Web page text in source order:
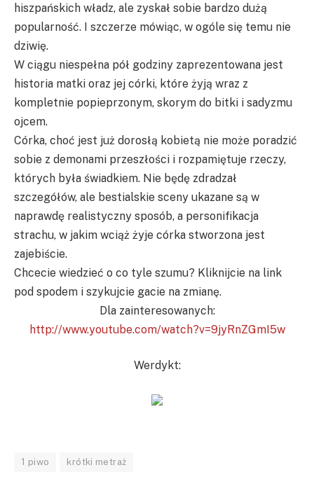
hiszpańskich władz, ale zyskał sobie bardzo dużą
popularność. I szczerze mówiąc, w ogóle się temu nie
dziwię.
W ciągu niespełna pół godziny zaprezentowana jest
historia matki oraz jej córki, które żyją wraz z
kompletnie popieprzonym, skorym do bitki i sadyzmu
ojcem.
Córka, choć jest już dorosłą kobietą nie może poradzić
sobie z demonami przeszłości i rozpamiętuje rzeczy,
których była świadkiem. Nie będę zdradzał
szczegółów, ale bestialskie sceny ukazane są w
naprawdę realistyczny sposób, a personifikacja
strachu, w jakim wciąż żyje córka stworzona jest
zajebiście.
Chcecie wiedzieć o co tyle szumu? Kliknijcie na link
pod spodem i szykujcie gacie na zmianę.
Dla zainteresowanych:
http://www.youtube.com/watch?v=9jyRnZGmI5w
Werdykt:
1 piwo krótki metraż